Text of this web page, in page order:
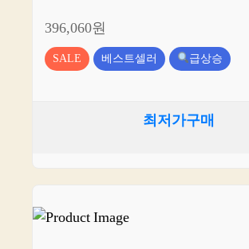
396,060원
SALE 베스트셀러 급상승
최저가구매